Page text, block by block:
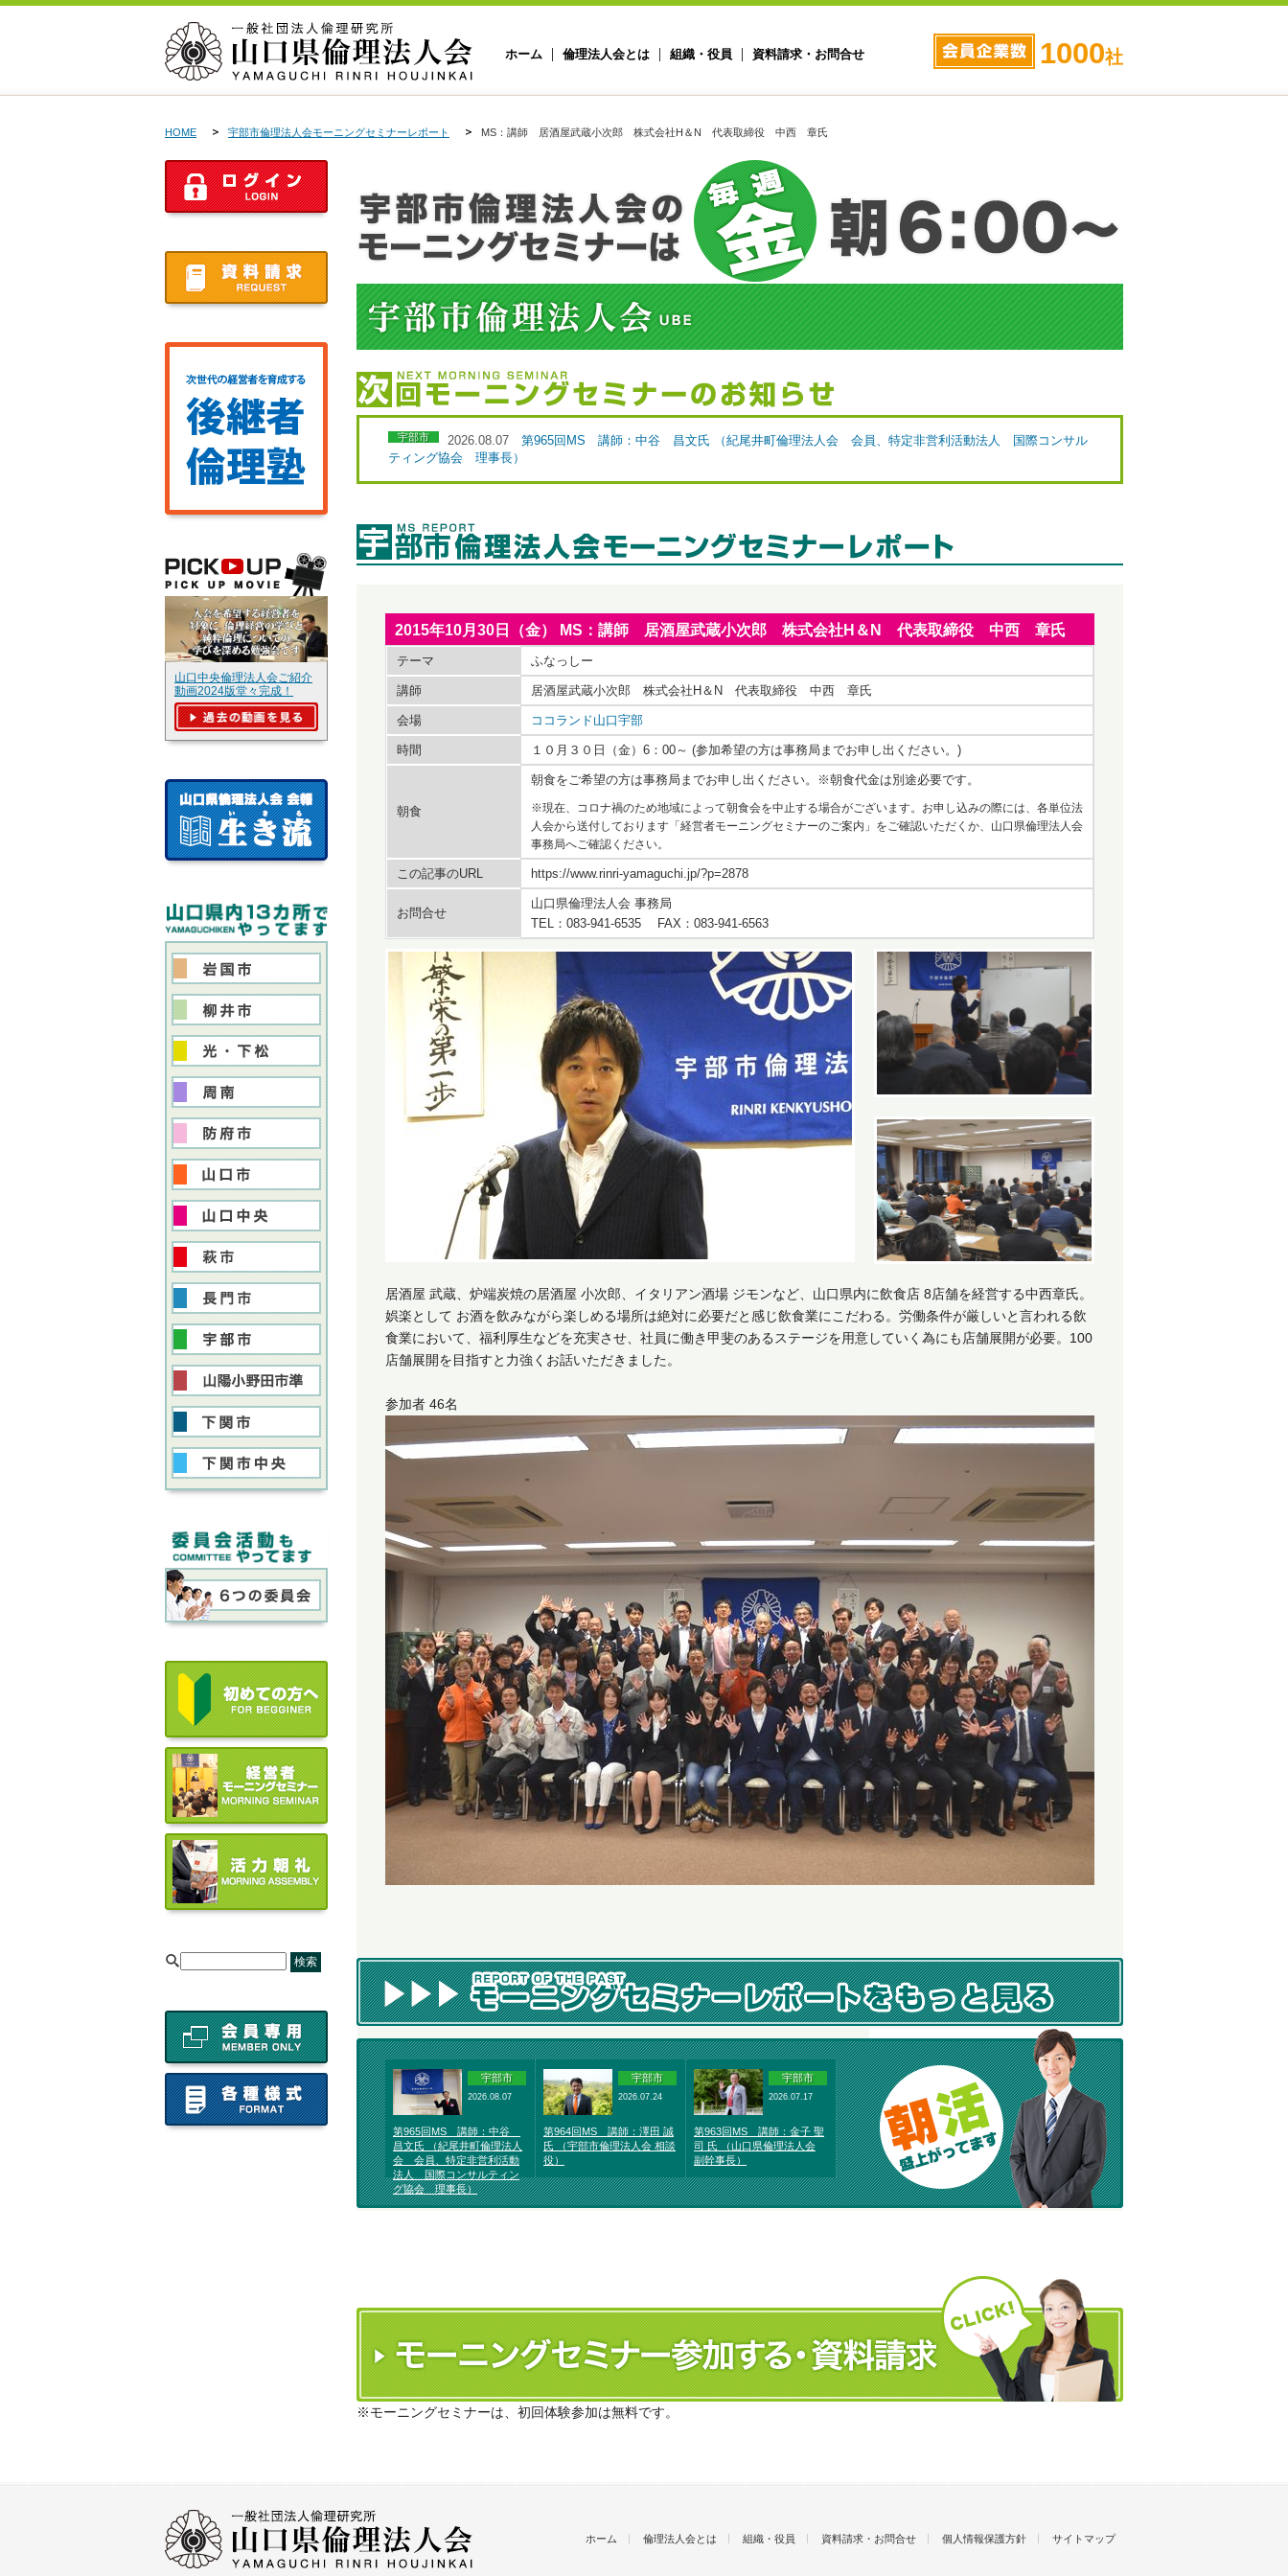
ホーム 倫理法人会とは 組織・役員 資料請求・お問合せ 1000社
HOME 宇部市倫理法人会モーニングセミナーレポート MS：講師 居酒屋武蔵小次郎 株式会社H＆N 代表取締役 中西 章氏
宇部市 2026.08.07
第965回MS 講師：中谷 昌文氏 （紀尾井町倫理法人会 会員、特定非営利活動法人 国際コンサル
ティング協会 理事長）
2015年10月30日（金） MS：講師 居酒屋武蔵小次郎 株式会社H＆N 代表取締役 中西 章氏
テーマ ふなっしー
講師 居酒屋武蔵小次郎 株式会社H＆N 代表取締役 中西 章氏
会場 ココランド山口宇部
時間 １０月３０日（金）6：00～ (参加希望の方は事務局までお申し出ください。)
朝食
朝食をご希望の方は事務局までお申し出ください。※朝食代金は別途必要です。
※現在、コロナ禍のため地域によって朝食会を中止する場合がございます。お申し込みの際には、各単位法
人会から送付しております「経営者モーニングセミナーのご案内」をご確認いただくか、山口県倫理法人会
事務局へご確認ください。
この記事のURL https://www.rinri-yamaguchi.jp/?p=2878
お問合せ
山口県倫理法人会 事務局
TEL：083-941-6535 FAX：083-941-6563
居酒屋 武蔵、炉端炭焼の居酒屋 小次郎、イタリアン酒場 ジモンなど、山口県内に飲食店 8店舗を経営する中西章氏。
娯楽として お酒を飲みながら楽しめる場所は絶対に必要だと感じ飲食業にこだわる。労働条件が厳しいと言われる飲
食業において、福利厚生などを充実させ、社員に働き甲斐のあるステージを用意していく為にも店舗展開が必要。100
店舗展開を目指すと力強くお話いただきました。
参加者 46名
宇部市
2026.08.07
第965回MS 講師：中谷
昌文氏 （紀尾井町倫理法人
会 会員、特定非営利活動
法人 国際コンサルティン
グ協会 理事長）
宇部市
2026.07.24
第964回MS 講師：澤田 誠
氏 （宇部市倫理法人会 相談
役）
宇部市
2026.07.17
第963回MS 講師：金子 聖
司 氏 （山口県倫理法人会
副幹事長）
※モーニングセミナーは、初回体験参加は無料です。
山口中央倫理法人会ご紹介
動画2024版堂々完成！
[
ホーム 倫理法人会とは 組織・役員 資料請求・お問合せ 個人情報保護方針 サイトマップ